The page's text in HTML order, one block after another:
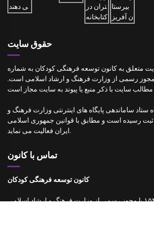
حقوق سایت
متعلق به کانون توسعه فرهنگی کودکان به شماره
۱۵۳۱۱ با مجوز رسمی از وزارت فرهنگ و ارشاد اسلامی است.
ستاد ساماندهی پایگاه های اینترنتی وزارت فرهنگ و
ثبت رسیده است و مطابق با قوانین جمهوری اسلامی
ایران فعالیت می نماید.
تماس با کانون
کانون توسعه فرهنگی کودکان